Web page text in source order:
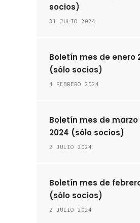
socios)
31 JULIO 2024
Boletín mes de enero
(sólo socios)
4 FEBRERO 2024
Boletín mes de
2024 (sólo socios)
2 JULIO 2024
Boletín mes de
(sólo socios)
2 JULIO 2024